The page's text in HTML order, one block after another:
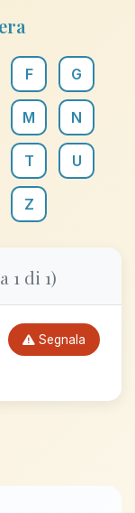
F G
M N
T U
Z
1 di 1)
Segnala